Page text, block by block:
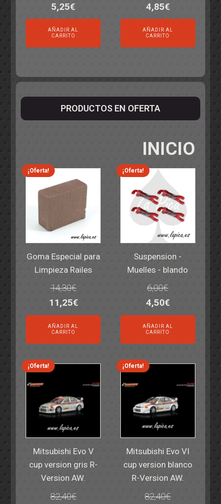
5,25€
AÑADIR AL
CARRITO
4,85€
AÑADIR AL
CARRITO
PRODUCTOS EN OFERTA
INICIO
¡Oferta!
Goma Especial para
Limpieza Railes
14,30€
El
precio
original
era:
14,30€.
11,25€El
precio
actual
es:
11,25€.
AÑADIR AL
CARRITO
¡Oferta!
Suspension -
Muelles - blando
6,00€
El
precio
original
era:
6,00€.
4,50€El
precio
actual
es:
4,50€.
AÑADIR AL
CARRITO
¡Oferta!
Mitsubishi Evo V
cup version gris R-
Version AW.
82,40€
¡Oferta!
Mitsubishi Evo VI
cup version blanco
R-Version AW.
82,40€